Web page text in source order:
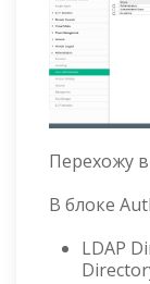
Перехожу
В блоке
LDAP